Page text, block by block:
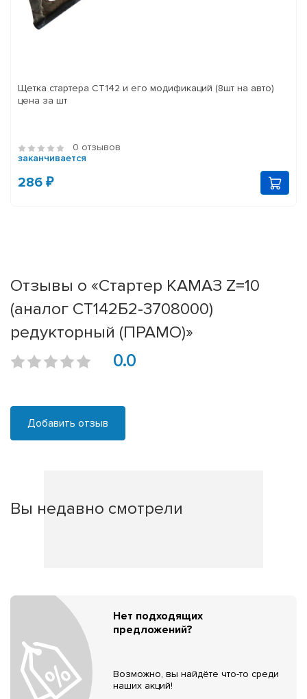
Щетка стартера СТ142 и его модификаций (8шт на авто)
цена за шт
0 отзывов
заканчивается
286 ₽
Отзывы о «Стартер КАМАЗ Z=10
(аналог СТ142Б2-3708000)
редукторный (ПРАМО)»
0.0
Добавить отзыв
Вы недавно смотрели
Нет подходящих
предложений?
Возможно, вы найдёте что-то среди
наших акций!